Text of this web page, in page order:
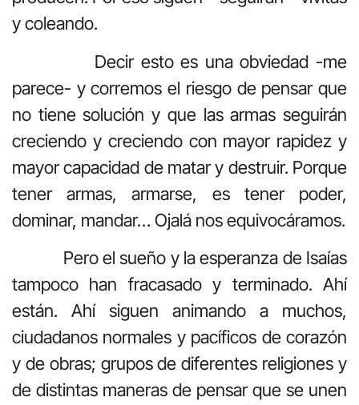
y coleando.
Decir esto es una obviedad -me
parece- y corremos el riesgo de pensar que
no tiene solución y que las armas seguirán
creciendo y creciendo con mayor rapidez y
mayor capacidad de matar y destruir. Porque
tener armas, armarse, es tener poder,
dominar, mandar… Ojalá nos equivocáramos.
Pero el sueño y la esperanza de Isaías
tampoco han fracasado y terminado. Ahí
están. Ahí siguen animando a muchos,
ciudadanos normales y pacíficos de corazón
y de obras; grupos de diferentes religiones y
de distintas maneras de pensar que se unen